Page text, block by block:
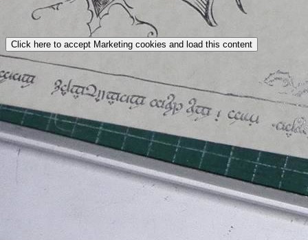
Click here to accept Marketing cookies and load this content